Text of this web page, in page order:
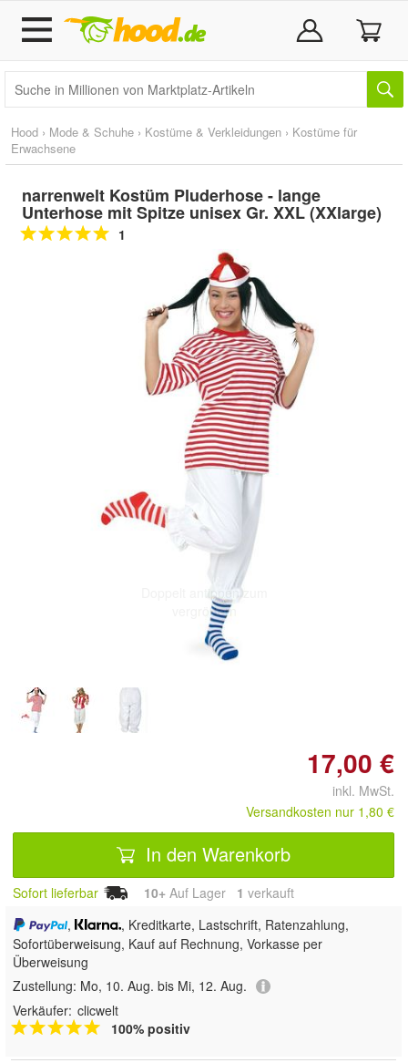
Hood › Mode & Schuhe › Kostüme & Verkleidungen › Kostüme für
Erwachsene
narrenwelt Kostüm Pluderhose - lange
Unterhose mit Spitze unisex Gr. XXL (XXlarge)
1
Doppelt antippen zum
vergrößern
17,00 €
inkl. MwSt.
Versandkosten nur 1,80 €
In den Warenkorb
Sofort lieferbar 10+ Auf Lager 1 verkauft
,
, Kreditkarte, Lastschrift, Ratenzahlung,
Sofortüberweisung, Kauf auf Rechnung, Vorkasse per
Überweisung
Zustellung: Mo, 10. Aug. bis Mi, 12. Aug.
Verkäufer: clicwelt
100% positiv